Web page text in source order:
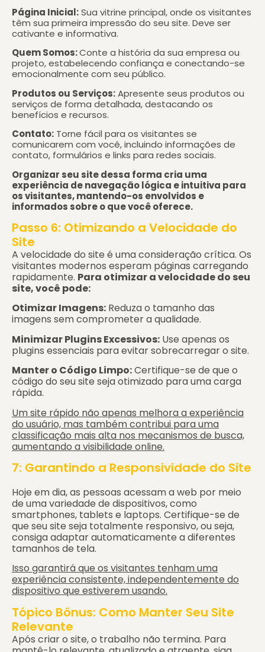
Página Inicial:Sua vitrine principal, onde os visitantes
têm sua primeira impressão do seu site. Deve ser
cativante e informativa.
Quem Somos:Conte a história da sua empresa ou
projeto, estabelecendo confiança e conectando-se
emocionalmente com seu público.
Produtos ou Serviços:Apresente seus produtos ou
serviços de forma detalhada, destacando os
benefícios e recursos.
Contato: Torne fácil para os visitantes se
comunicarem com você, incluindo informações de
contato, formulários e links para redes sociais.
Organizar seu site dessa forma cria uma
experiência de navegação lógica e intuitiva para
os visitantes, mantendo-os envolvidos e
informados sobre o que você oferece.
Passo 6: Otimizando a Velocidade do
Site
A velocidade do site é uma consideração crítica. Os
visitantes modernos esperam páginas carregando
rapidamente. Para otimizar a velocidade do seu
site, você pode:
Otimizar Imagens: Reduza o tamanho das
imagens sem comprometer a qualidade.
Minimizar Plugins Excessivos: Use apenas os
plugins essenciais para evitar sobrecarregar o site.
Manter o Código Limpo:Certifique-se de que o
código do seu site seja otimizado para uma carga
rápida.
Um site rápido não apenas melhora a experiência
do usuário, mas também contribui para uma
classificação mais alta nos mecanismos de busca,
aumentando a visibilidade online.
7: Garantindo a Responsividade do Site
Hoje em dia, as pessoas acessam a web por meio
de uma variedade de dispositivos, como
smartphones, tablets e laptops. Certifique-se de
que seu site seja totalmente responsivo, ou seja,
consiga adaptar automaticamente a diferentes
tamanhos de tela.
Isso garantirá que os visitantes tenham uma
experiência consistente, independentemente do
dispositivo que estiverem usando.
Tópico Bônus: Como Manter Seu Site
Relevante
Após criar o site, o trabalho não termina. Para